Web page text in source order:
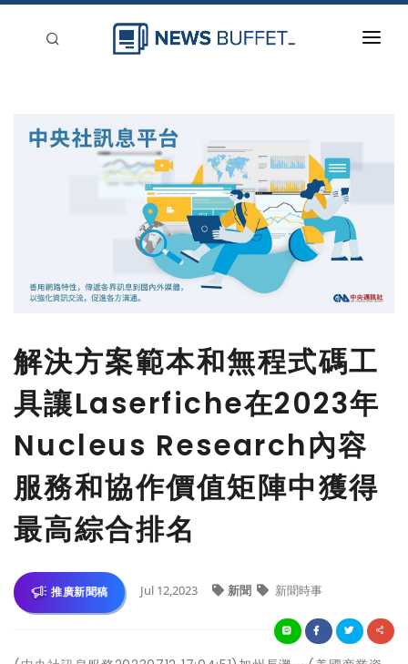
解決方案範本和無程式碼工
具讓Laserfiche在2023年
Nucleus Research內容
服務和協作價值矩陣中獲得
最高綜合排名
推廣新聞稿 Jul 12,2023 新聞 新聞時事